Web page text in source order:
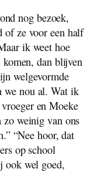
nog bezoek,
of ze voor een half
ik weet hoe
dan blijven
welgevormde
we nou al. Wat ik
en Moeke
zo weinig van ons
“Nee hoor, dat
op school
ook wel goed,